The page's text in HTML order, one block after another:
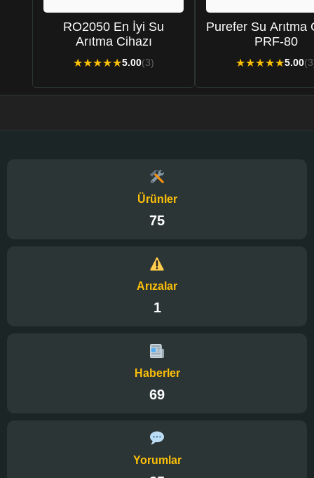
RO2050 En İyi Su
Arıtma Cihazı
★★★★★5.00(3)
Purefer Su Arıtma
PRF-80
★★★★★5.00
Ürünler
75
Arızalar
1
Haberler
69
Yorumlar